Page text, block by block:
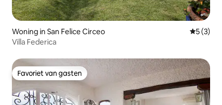
Woning in San Felice Circeo
5 (3)
Villa Federica
Favoriet van gasten
Favoriet van gasten